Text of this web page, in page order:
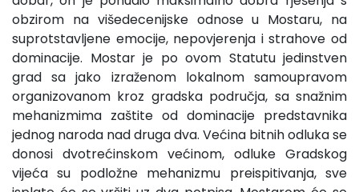
obzirom na višedecenijske odnose u Mostaru, na
suprotstavljene emocije, nepovjerenja i strahove od
dominacije. Mostar je po ovom Statutu jedinstven
grad sa jako izraženom lokalnom samoupravom
organizovanom kroz gradska područja, sa snažnim
mehanizmima zaštite od dominacije predstavnika
jednog naroda nad druga dva. Većina bitnih odluka se
donosi dvotrećinskom većinom, odluke Gradskog
vijeća su podložne mehanizmu preispitivanja, sve